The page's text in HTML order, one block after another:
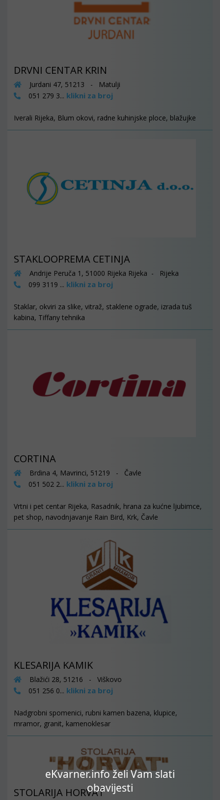
eKvarner.info želi Vam slati
obavijesti
DRVNI CENTAR KRIN
Jurdani 47, 51213 - Matulji
051 279 3... klikni za broj
Iverali Rijeka, Blum okovi, radne kuhinjske ploce, blažujke
STAKLOOPREMA CETINJA
Andrije Peruča 1, 51000 Rijeka Rijeka - Rijeka
099 3119 ... klikni za broj
Staklar, okviri za slike, vitraž, staklene ograde, izrada tuš
kabina, Tiffany tehnika
CORTINA
Brdina 4, Mavrinci, 51219 - Čavle
051 502 2... klikni za broj
Vrtni i pet centar Rijeka, Rasadnik, hrana za kućne ljubimce,
pet shop, navodnjavanje Rain Bird, Krk, Čavle
KLESARIJA KAMIK
Blažići 28, 51216 - Viškovo
051 256 0... klikni za broj
Nadgrobni spomenici, rubni kamen bazena, klupice,
mramor, granit, kamenoklesar
STOLARIJA HORVAT